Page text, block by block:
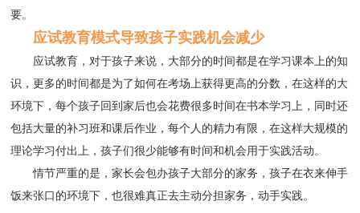
要。
应试教育模式导致孩子实践机会减少
应试教育，对于孩子来说，大部分的时间都是在学习课本上的知
识，更多的时间都是为了如何在考场上获得更高的分数，在这样的大
环境下，每个孩子回到家后也会花费很多时间在书本学习上，同时还
包括大量的补习班和课后作业，每个人的精力有限，在这样大规模的
理论学习付出上，孩子们很少能够有时间和机会用于实践活动。
情节严重的是，家长会包办孩子大部分的家务，孩子在衣来伸手
饭来张口的环境下，也很难真正去主动分担家务，动手实践。